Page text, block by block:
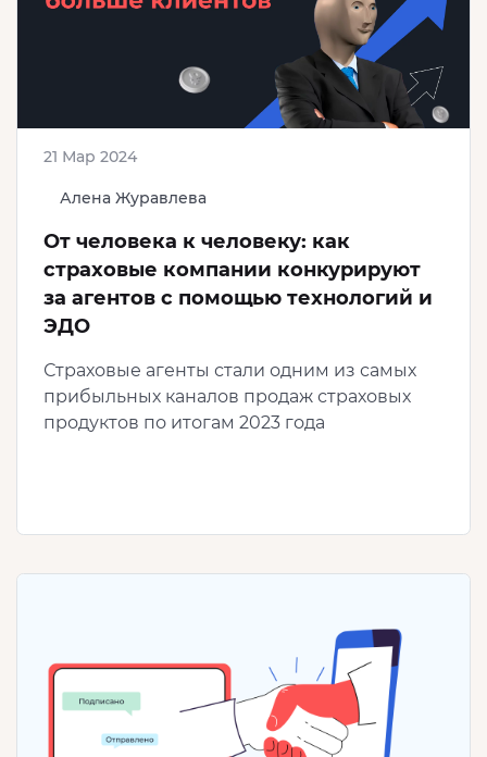
Алена Журавлева
21 Мар 2024
От человека к человеку: как
страховые компании конкурируют
за агентов с помощью технологий и
ЭДО
Страховые агенты стали одним из самых
прибыльных каналов продаж страховых
продуктов по итогам 2023 года